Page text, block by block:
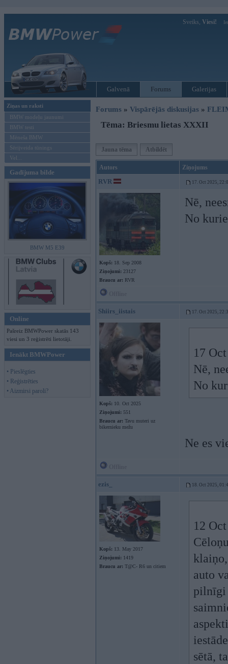
Sveiks, Viesi!
Galvenā Forums Galerijas
Ziņas un raksti
BMW modeļu jaunumi
BMW testi
Mēneša BMW
Sērijveida tūnings
Vel...
Gadījuma bilde
BMW M5 E39
Online
Pašreiz BMWPower skatās 143
viesi un 3 reģistrēti lietotāji.
Ienākt BMWPower
• Pieslēgties
• Reģistrēties
• Aizmirsi paroli?
Forums » Vispārējās diskusijas »
Tēma: Briesmu lietas XXXII
Jauna tēma Atbildēt
Autors Ziņojums
RVR 17. Oct 2025,
Kopš: 18. Sep 2008
Ziņojumi: 23127
Braucu ar: RVR
Nē,
No
Shiirs_iistais 17. Oct 2025,
Kopš: 10. Oct 2025
Ziņojumi: 551
Braucu ar: Tavu muteri uz
bikernieku mežu
17
Nē,
No
Ne es
ezis_ 18. Oct 2025,
Kopš: 13. May 2017
Ziņojumi: 1419
Braucu ar: T@C- R6 un citiem
12
auto
pilnīgi
sētā,